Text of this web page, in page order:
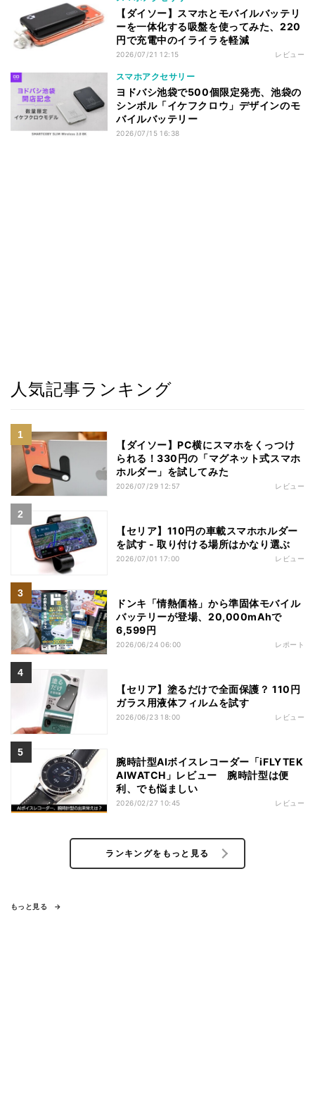
【ダイソー】スマホとモバイルバッテリ
ーを一体化する吸盤を使ってみた、220
円で充電中のイライラを軽減
2026/07/21 12:15 レビュー
スマホアクセサリー
ヨドバシ池袋で500個限定発売、池袋の
シンボル「イケフクロウ」デザインのモ
バイルバッテリー
2026/07/15 16:38
人気記事ランキング
【ダイソー】PC横にスマホをくっつけ
られる！330円の「マグネット式スマホ
ホルダー」を試してみた
2026/07/29 12:57 レビュー
【セリア】110円の車載スマホホルダー
を試す - 取り付ける場所はかなり選ぶ
2026/07/01 17:00 レビュー
ドンキ「情熱価格」から準固体モバイル
バッテリーが登場、20,000mAhで
6,599円
2026/06/24 06:00 レポート
【セリア】塗るだけで全面保護？ 110円
ガラス用液体フィルムを試す
2026/06/23 18:00 レビュー
腕時計型AIボイスレコーダー「iFLYTEK
AIWATCH」レビュー 腕時計型は便
利、でも悩ましい
2026/02/27 10:45 レビュー
ランキングをもっと見る
もっと見る